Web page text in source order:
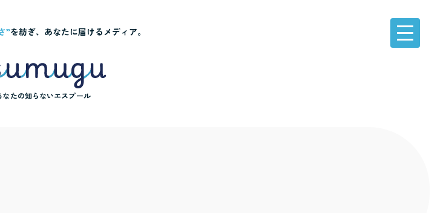
”を紡ぎ、あなたに届けるメディア。
なたの知らないエスプール